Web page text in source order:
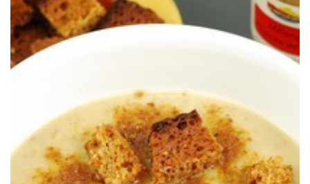
Una crema de calabacín patisson acompañada de picatostes de pan
de especias y de un toque de especias navideñas.